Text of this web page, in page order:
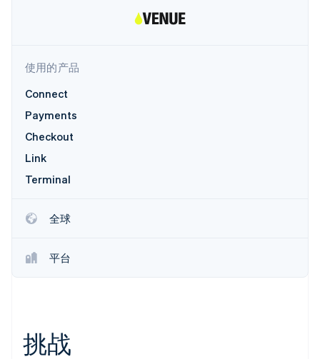
Product roadmap
了解未来规划
Radar
欺诈防范
Atlas
碳移除
了解 Stripe 如何为 AI 构建经济基础设施。
联系销售
成为合作伙伴
使用的产品
Connect
Payments
Checkout
Link
Terminal
全球
平台
挑战